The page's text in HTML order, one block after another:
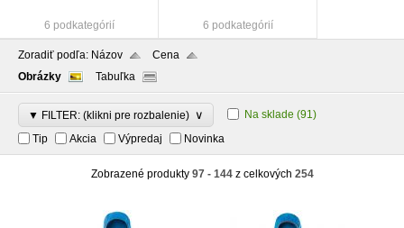
6 podkategórií 6 podkategórií
Zoradiť podľa: Názov
Cena
Obrázky
Tabuľka
▼ FILTER: (klikni pre rozbalenie) ∨ Na sklade (91)
Tip
Akcia Výpredaj Novinka
Zobrazené produkty 97 - 144z celkových 254